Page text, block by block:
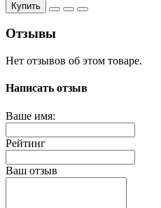
Купить
Отзывы
Нет отзывов об этом товаре.
Написать отзыв
Ваше имя:
Рейтинг
Ваш отзыв